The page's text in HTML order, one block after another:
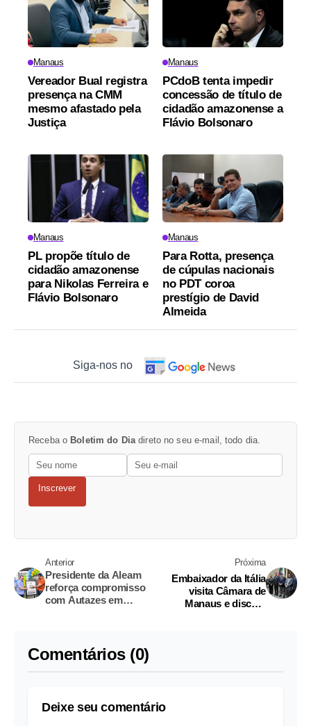
Manaus
Vereador Bual registra
presença na CMM
mesmo afastado pela
Justiça
Manaus
PCdoB tenta impedir
concessão de título de
cidadão amazonense a
Flávio Bolsonaro
Manaus
PL propõe título de
cidadão amazonense
para Nikolas Ferreira e
Flávio Bolsonaro
Manaus
Para Rotta, presença
de cúpulas nacionais
no PDT coroa
prestígio de David
Almeida
Siga-nos no
Receba o Boletim do Diadireto no seu e-mail, todo dia.
Inscrever
Anterior
Presidente da Aleam
reforça compromisso
com Autazes em
Próxima
Embaixador da Itália
visita Câmara de
Manaus e discute
Comentários (0)
Deixe seu comentário